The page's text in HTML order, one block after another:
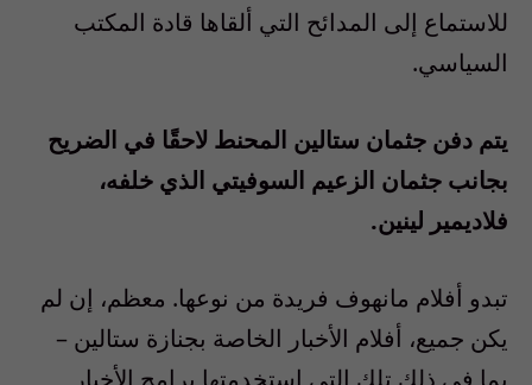
للاستماع إلى المدائح التي ألقاها قادة المكتب
السياسي.
يتم دفن جثمان ستالين المحنط لاحقًا في الضريح
بجانب جثمان الزعيم السوفيتي الذي خلفه،
فلاديمير لينين.
تبدو أفلام مانهوف فريدة من نوعها. معظم، إن لم
يكن جميع، أفلام الأخبار الخاصة بجنازة ستالين –
بما في ذلك تلك التي استخدمتها برامج الأخبار